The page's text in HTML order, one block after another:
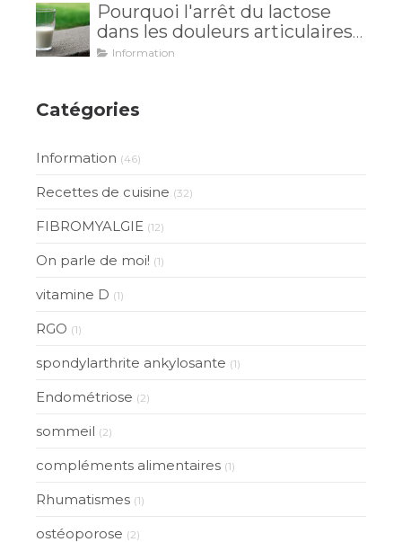
Pourquoi l'arrêt du lactose
dans les douleurs articulaires
est inutile?
Information
Catégories
Information (46)
Recettes de cuisine (32)
FIBROMYALGIE (12)
On parle de moi! (1)
vitamine D (1)
RGO (1)
spondylarthrite ankylosante (1)
Endométriose (2)
sommeil (2)
compléments alimentaires (1)
Rhumatismes (1)
ostéoporose (2)